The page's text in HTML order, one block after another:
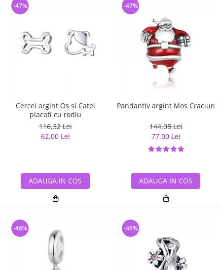
Cercei argint Os si Catel
placati cu rodiu
116,32 Lei
62,00 Lei
-47%
ADAUGA IN COS
Pandantiv argint Mos Craciun
144,08 Lei
77,00 Lei
-47%
ADAUGA IN COS
-46% -46%